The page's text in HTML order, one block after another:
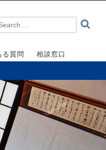
る質問 相談窓口